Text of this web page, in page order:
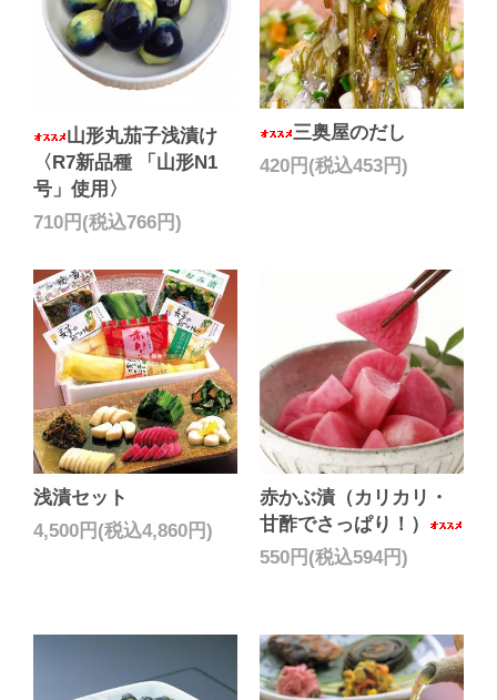
山形丸茄子浅漬け
〈R7新品種 「山形N1
号」使用〉
710円(税込766円)
三奥屋のだし
420円(税込453円)
浅漬セット
4,500円(税込4,860円)
赤かぶ漬（カリカリ・
甘酢でさっぱり！）
550円(税込594円)